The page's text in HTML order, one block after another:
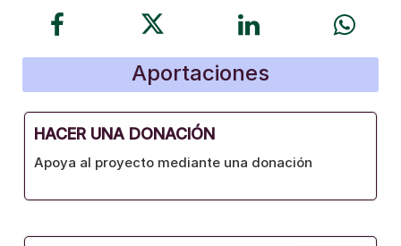
Aportaciones
HACER UNA DONACIÓN
Apoya al proyecto mediante una donación